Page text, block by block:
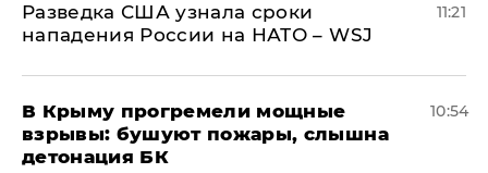
Разведка США узнала сроки
нападения России на НАТО – WSJ
11:21
В Крыму прогремели мощные
взрывы: бушуют пожары, слышна
детонация БК
10:54